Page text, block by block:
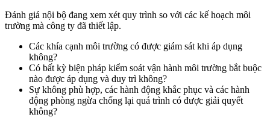
Đánh giá nội bộ đang xem xét quy trình so với các kế hoạch môi
trường mà công ty đã thiết lập.
Các khía cạnh môi trường có được giám sát khi áp dụng
không?
Có bất kỳ biện pháp kiểm soát vận hành môi trường bắt buộc
nào được áp dụng và duy trì không?
Sự không phù hợp, các hành động khắc phục và các hành
động phòng ngừa chống lại quá trình có được giải quyết
không?